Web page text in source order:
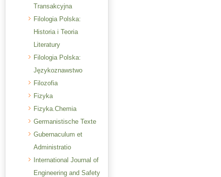
Transakcyjna
Filologia Polska:
Historia i Teoria
Literatury
Filologia Polska:
Językoznawstwo
Filozofia
Fizyka
Fizyka.Chemia
Germanistische Texte
Gubernaculum et
Administratio
International Journal of
Engineering and Safety